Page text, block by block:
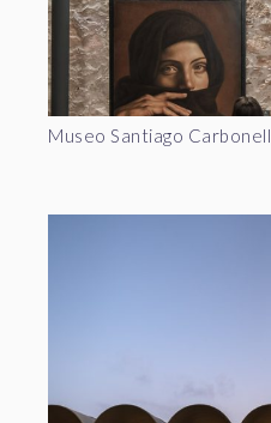
Museo Santiago Carbonell